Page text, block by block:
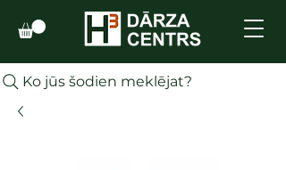
Ko jūs šodien meklējat?